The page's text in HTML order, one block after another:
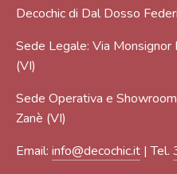
Decochic di Dal Dosso
Sede Legale: Via
(VI)
Sede Operativa e
Zanè (VI)
Email: info@decochic.it | Tel.